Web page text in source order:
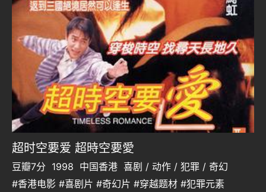
超时空要爱 超時空要愛
豆瓣7分 1998 中国香港 喜剧 / 动作 / 犯罪 / 奇幻
#香港电影 #喜剧片 #奇幻片 #穿越题材 #犯罪元素